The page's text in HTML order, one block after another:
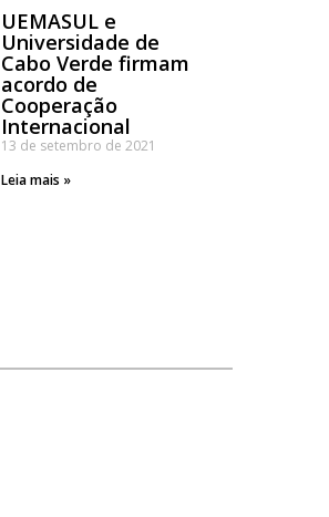
UEMASUL e
Universidade de
Cabo Verde firmam
acordo de
Cooperação
Internacional
13 de setembro de 2021
Leia mais »